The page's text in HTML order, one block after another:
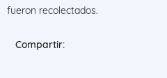
fueron recolectados.
Compartir: